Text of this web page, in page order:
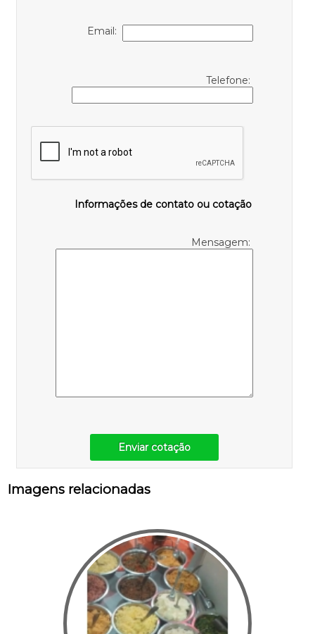
Email:
Telefone:
Informações de contato ou cotação
Mensagem:
Enviar cotação
Imagens relacionadas